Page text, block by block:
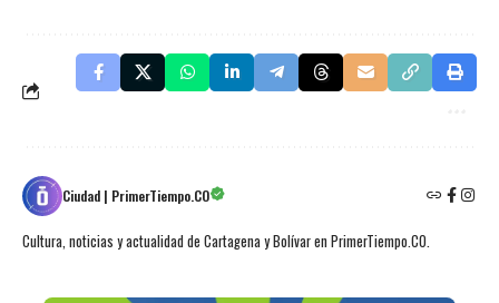
Ciudad | PrimerTiempo.CO
Cultura, noticias y actualidad de Cartagena y Bolívar en PrimerTiempo.CO.